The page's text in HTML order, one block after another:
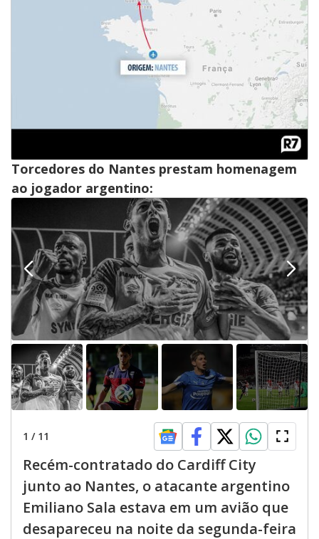
Torcedores do Nantes prestam homenagem
ao jogador argentino:
1 / 11
Recém-contratado do Cardiff City
junto ao Nantes, o atacante argentino
Emiliano Sala estava em um avião que
desapareceu na noite da segunda-feira